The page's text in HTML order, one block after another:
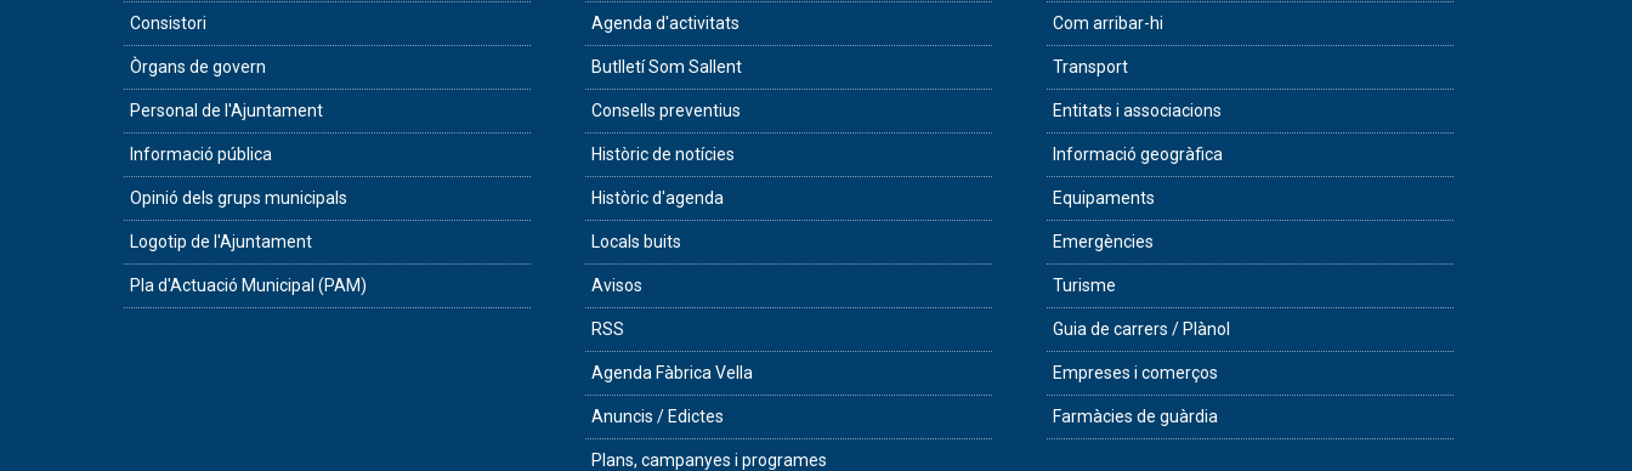
Consistori
Òrgans de govern
Personal de l'Ajuntament
Informació pública
Opinió dels grups municipals
Logotip de l'Ajuntament
Pla d'Actuació Municipal (PAM)
Agenda d'activitats
Butlletí Som Sallent
Consells preventius
Històric de notícies
Històric d'agenda
Locals buits
Avisos
RSS
Agenda Fàbrica Vella
Anuncis / Edictes
Plans, campanyes i programes
Com arribar-hi
Transport
Entitats i associacions
Informació geogràfica
Equipaments
Emergències
Turisme
Guia de carrers / Plànol
Empreses i comerços
Farmàcies de guàrdia